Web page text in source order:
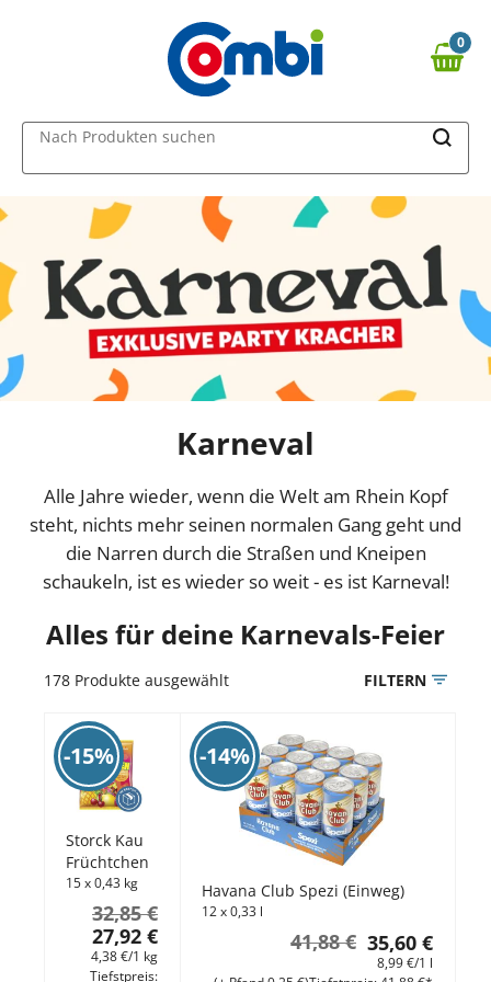
0,00 €
0
Nach Produkten suchen
Karneval
Alle Jahre wieder, wenn die Welt am Rhein Kopf
steht, nichts mehr seinen normalen Gang geht und
die Narren durch die Straßen und Kneipen
schaukeln, ist es wieder so weit - es ist Karneval!
Alles für deine Karnevals-Feier
178 Produkte ausgewählt FILTERN
-15%
Storck Kau
Früchtchen
15 x 0,43 kg
27,92 €
32,85 €
4,38 €/1 kg
Tiefstpreis:
-14%
Havana Club Spezi (Einweg)
12 x 0,33 l
35,60 €
41,88 €
8,99 €/1 l